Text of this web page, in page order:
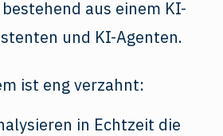
ist eng verzahnt:
in Echtzeit die